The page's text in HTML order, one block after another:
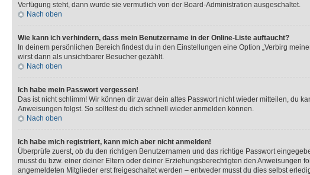
Verfügung steht, dann wurde sie vermutlich von der Board-Administration ausgeschaltet.
Nach oben
Wie kann ich verhindern, dass mein Benutzername in der Online-Liste auftaucht?
In deinem persönlichen Bereich findest du in den Einstellungen eine Option „Verbirg
wirst dann als unsichtbarer Besucher gezählt.
Nach oben
Ich habe mein Passwort vergessen!
Das ist nicht schlimm! Wir können dir zwar dein altes Passwort nicht wieder mitteilen, du
Anweisungen folgst. So solltest du dich schnell wieder anmelden können.
Nach oben
Ich habe mich registriert, kann mich aber nicht anmelden!
Überprüfe zuerst, ob du den richtigen Benutzernamen und das richtige Passwort
musst du bzw. einer deiner Eltern oder deiner Erziehungsberechtigten den Anweisungen
angemeldeten Mitglieder erst freigeschaltet werden – entweder musst du dies selbst